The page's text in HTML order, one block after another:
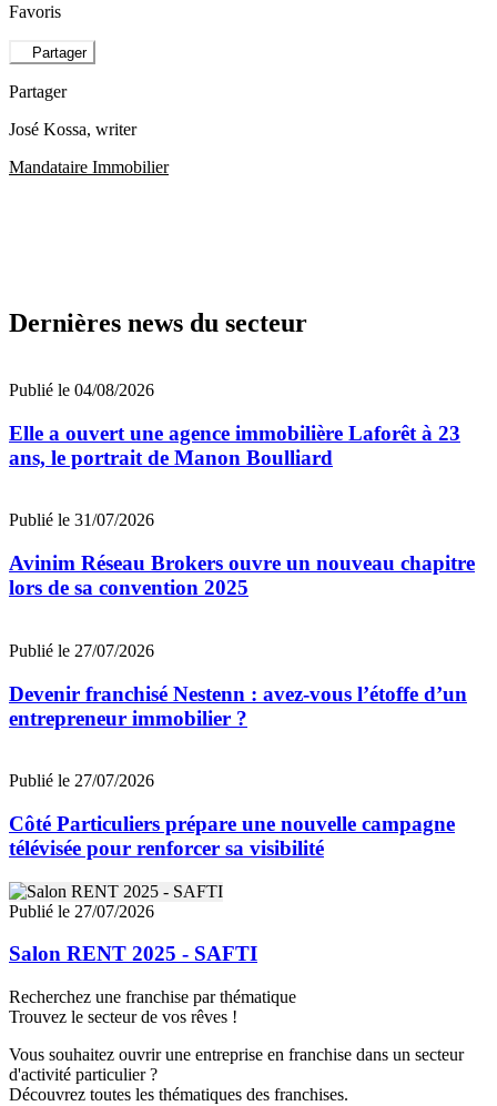
Favoris
Partager
Partager
José Kossa, writer
Mandataire Immobilier
Dernières news du secteur
Publié le 04/08/2026
Elle a ouvert une agence immobilière Laforêt à 23
ans, le portrait de Manon Boulliard
Publié le 31/07/2026
Avinim Réseau Brokers ouvre un nouveau chapitre
lors de sa convention 2025
Publié le 27/07/2026
Devenir franchisé Nestenn : avez-vous l’étoffe d’un
entrepreneur immobilier ?
Publié le 27/07/2026
Côté Particuliers prépare une nouvelle campagne
télévisée pour renforcer sa visibilité
Publié le 27/07/2026
Salon RENT 2025 - SAFTI
Recherchez une franchise par thématique
Trouvez le secteur de vos rêves !
Vous souhaitez ouvrir une entreprise en franchise dans un secteur
d'activité particulier ?
Découvrez toutes les thématiques des franchises.